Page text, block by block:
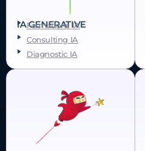
IA GENERATIVE
Formations IA
Consulting IA
Diagnostic IA